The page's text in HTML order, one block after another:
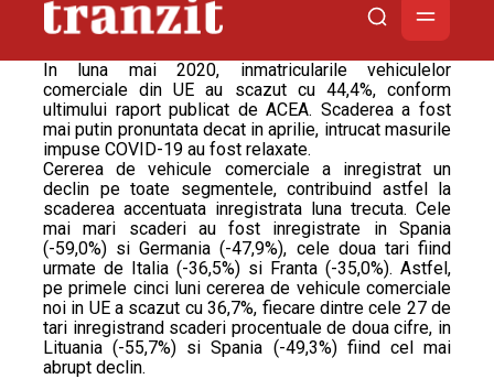
In luna mai 2020, inmatricularile vehiculelor
comerciale din UE au scazut cu 44,4%, conform
ultimului raport publicat de ACEA. Scaderea a fost
mai putin pronuntata decat in aprilie, intrucat masurile
impuse COVID-19 au fost relaxate.
Cererea de vehicule comerciale a inregistrat un
declin pe toate segmentele, contribuind astfel la
scaderea accentuata inregistrata luna trecuta. Cele
mai mari scaderi au fost inregistrate in Spania
(-59,0%) si Germania (-47,9%), cele doua tari fiind
urmate de Italia (-36,5%) si Franta (-35,0%). Astfel,
pe primele cinci luni cererea de vehicule comerciale
noi in UE a scazut cu 36,7%, fiecare dintre cele 27 de
tari inregistrand scaderi procentuale de doua cifre, in
Lituania (-55,7%) si Spania (-49,3%) fiind cel mai
abrupt declin.